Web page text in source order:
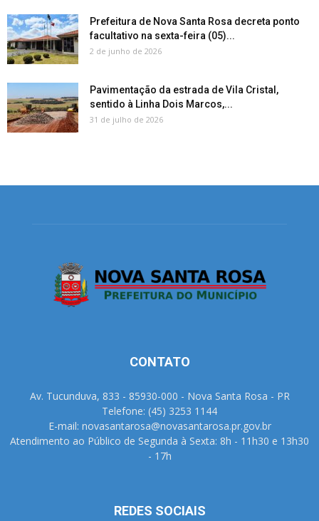
Prefeitura de Nova Santa Rosa decreta ponto
facultativo na sexta-feira (05)...
2 de junho de 2026
Pavimentação da estrada de Vila Cristal,
sentido à Linha Dois Marcos,...
31 de julho de 2026
CONTATO
Av. Tucunduva, 833 - 85930-000 - Nova Santa Rosa - PR
Telefone: (45) 3253 1144
E-mail: novasantarosa@novasantarosa.pr.gov.br
Atendimento ao Público de Segunda à Sexta: 8h - 11h30 e 13h30
- 17h
REDES SOCIAIS